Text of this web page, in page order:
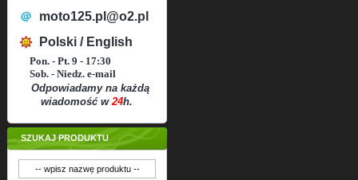
moto125.pl@o2.pl
Polski / English
Pon. - Pt. 9 - 17:30
Sob. - Niedz. e-mail
Odpowiadamy na każdą
wiadomość w24h.
SZUKAJ PRODUKTU